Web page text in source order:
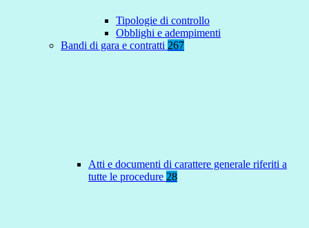
Tipologie di controllo
Obblighi e adempimenti
Bandi di gara e contratti 267
Atti e documenti di carattere generale riferiti a
tutte le procedure 28